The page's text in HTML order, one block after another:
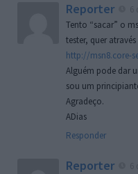
Reporter
Tento “sacar” o
tester, quer
http://msn8.core-
Alguém pode dar
sou um
Agradeço.
ADias
Responder
Reporter